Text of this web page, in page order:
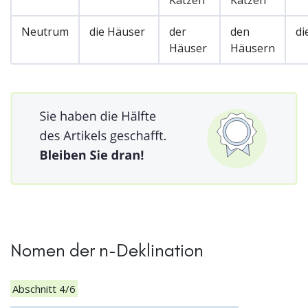
Neutrum die Häuser
der
Häuser
den
Häusern
Nomen der n-Deklination
Abschnitt 4/6